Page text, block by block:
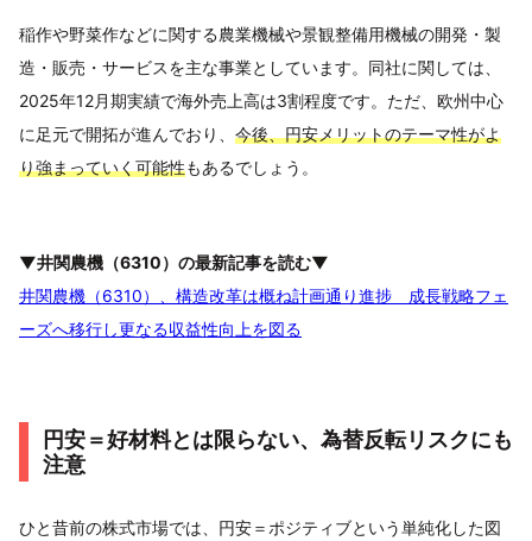
稲作や野菜作などに関する農業機械や景観整備用機械の開発・製
造・販売・サービスを主な事業としています。同社に関しては、
2025年12月期実績で海外売上高は3割程度です。ただ、欧州中心
に足元で開拓が進んでおり、 今後、円安メリットのテーマ性がよ
り強まっていく可能性もあるでしょう。
▼井関農機（6310）の最新記事を読む▼
井関農機（6310）、構造改革は概ね計画通り進捗 成長戦略フェ
ーズへ移行し更なる収益性向上を図る
円安＝好材料とは限らない、為替反転リスクにも
注意
ひと昔前の株式市場では、円安＝ポジティブという単純化した図